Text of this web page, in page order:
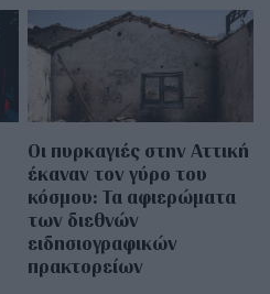
Οι πυρκαγιές στην Αττική
έκαναν τον γύρο του
κόσμου: Τα αφιερώματα
των διεθνών
ειδησιογραφικών
πρακτορείων